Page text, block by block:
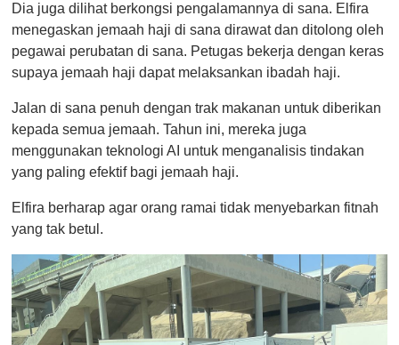
Dia juga dilihat berkongsi pengalamannya di sana. Elfira
menegaskan jemaah haji di sana dirawat dan ditolong oleh
pegawai perubatan di sana. Petugas bekerja dengan keras
supaya jemaah haji dapat melaksankan ibadah haji.
Jalan di sana penuh dengan trak makanan untuk diberikan
kepada semua jemaah. Tahun ini, mereka juga
menggunakan teknologi AI untuk menganalisis tindakan
yang paling efektif bagi jemaah haji.
Elfira berharap agar orang ramai tidak menyebarkan fitnah
yang tak betul.